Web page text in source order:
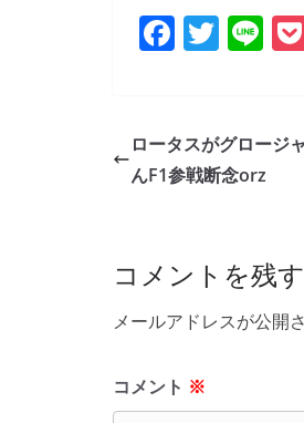
F
e
b
k
T
er
Li
ロータスがグロージ
んF1参戦断念orz
コメントを残す
メールアドレスが公開
コメント ※